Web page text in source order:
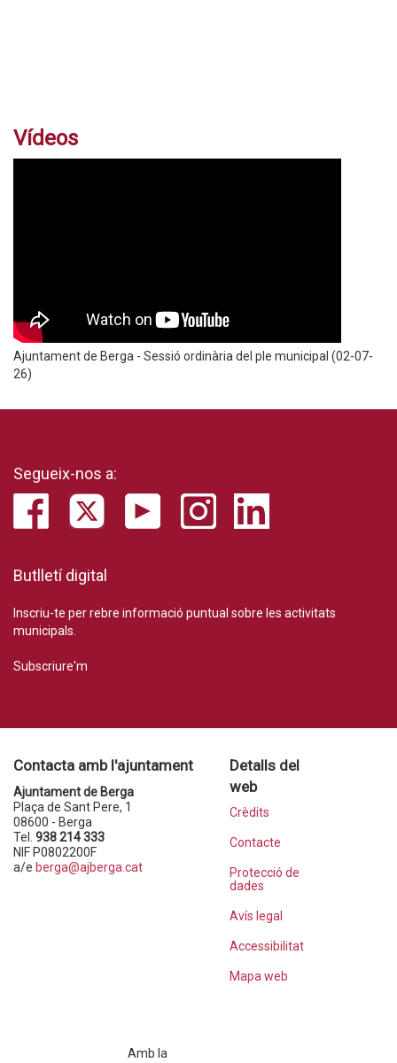
Vídeos
Ajuntament de Berga - Sessió ordinària del ple municipal (02-07-
26)
Segueix-nos a:
Butlletí digital
Inscriu-te per rebre informació puntual sobre les activitats
municipals.
Subscriure'm
Contacta amb l'ajuntament
Ajuntament de Berga
Plaça de Sant Pere, 1
08600 - Berga
Tel. 938 214 333
NIF P0802200F
a/e berga@ajberga.cat
Detalls del
web
Crèdits
Contacte
Protecció de
dades
Avís legal
Accessibilitat
Mapa web
Amb la